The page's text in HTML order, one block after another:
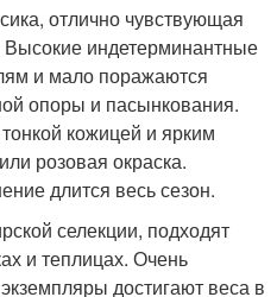
отлично чувствующая
Высокие индетерминантные
и мало поражаются
опоры и пасынкования.
кожицей и ярким
розовая окраска.
длится весь сезон.
селекции, подходят
и теплицах. Очень
достигают веса в